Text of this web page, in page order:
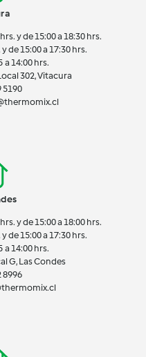
y de 15:00 a 18:30 hrs.
de 15:00 a 17:30 hrs.
a 14:00 hrs.
302, Vitacura
5190
y de 15:00 a 18:00 hrs.
de 15:00 a 17:30 hrs.
a 14:00 hrs.
G, Las Condes
8996